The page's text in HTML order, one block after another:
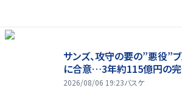
サンズ、攻守の要の”悪役”
に合意…3年約115億円の
2026/08/06 19:23バスケ